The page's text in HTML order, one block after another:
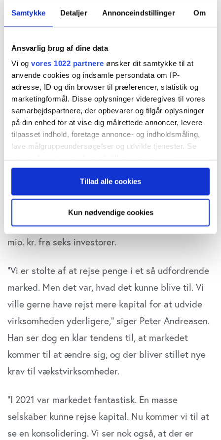
Samtykke Detaljer Annonceindstillinger Om
Ansvarlig brug af dine data
Vi og vores 1022 partnere ønsker dit samtykke til at
anvende cookies og indsamle persondata om IP-
adresse, ID og din browser til præferencer, statistik og
marketingformål. Disse oplysninger videregives til vores
samarbejdspartnere, der opbevarer og tilgår oplysninger
på din enhed for at vise dig målrettede annoncer, levere
tilpasset indhold, foretage annonce- og indholdsmåling,
lave målgruppeundersøgelser og udvikle tjenester. Se
persondatapolitik. Du kan altid trække dit samtykke
tilbage eller ændre indstillinger fra vores
"Cookiedeklaration", eller ved at trykke på "Privacy
Hvis du tillader det, vil vi også gerne:
Indsamle præcise oplysninger om din placering,
Identificere din enhed baseret på en scanning af
dens unikke karakteristika (fingerprinting)
Dine valg anvendes på hele websitet.
Vi bruger cookies til at tilpasse vores indhold og
annoncer, til at vise dig funktioner til sociale medier og til
at analysere vores trafik. Vi deler også oplysninger om
din brug af vores website med vores partnere inden for
sociale medier, annonceringspartnere og
analysepartnere. Vores partnere kan kombinere disse
de har indsamlet fra din brug af deres tjenester. Du
anvende vores hjemmeside.
Tillad alle cookies
Kun nødvendige cookies
fintechs, understøttet af det seneste styrtdyk i
skriver om den store trend i venturemarkedet
lige nu.
Vinteren er på vej.
Ordene er ikke taget fra en amerikansk tv-serie,
men kommer fra Peter Andreasen, medstifter af
krise. Det, mener han, er muligt, men svært. Lunar
er et af de få eksempler på en fintech, der på det
seneste har formået at rejse penge, nemlig 212
mio. kr. fra seks investorer.
”Vi er stolte af at rejse penge i et så udfordrende
marked. Men det var, hvad det kunne blive til. Vi
ville gerne have rejst mere kapital for at udvide
virksomheden yderligere,” siger Peter Andreasen.
Han ser dog en klar tendens til, at markedet
kommer til at ændre sig, og der bliver stillet nye
krav til vækstvirksomheder.
”I 2021 var markedet fantastisk. En masse
selskaber kunne rejse kapital. Nu kommer vi til at
se en konsolidering. Vi ser nok også, at der er